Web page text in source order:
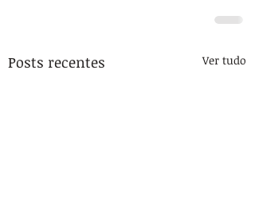
Posts recentes Ver tudo